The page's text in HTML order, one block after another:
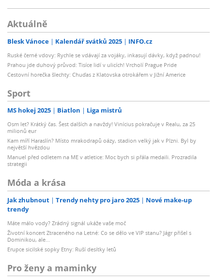
Aktuálně
Blesk Vánoce Kalendář svátků 2025 INFO.cz
Ruské černé vdovy: Rychle se vdávají za vojáky, inkasují dávky, když padnou!
Prahou jde duhový průvod: Tisíce lidí v ulicích! Vrcholí Prague Pride
Cestovní horečka šlechty: Chuďas z Klatovska otrokářem v Jižní Americe
Sport
MS hokej 2025 Biatlon Liga mistrů
Osm let? Krátký čas. Šest dalších a navždy! Vinícius pokračuje v Realu, za 25
milionů eur
Kam míří Haraslín? Místo mrakodrapů oázy, stadion velký jak v Plzni. Byl by
největší hvězdou
Manuel před odletem na ME v atletice: Moc bych si přála medaili. Prozradila
strategii
Móda a krása
Jak zhubnout Trendy nehty pro jaro 2025
Nové make-up
trendy
Máte málo vody? Zrádný signál ukáže vaše moč
Životní koncert Ztraceného na Letné: Co se dělo ve VIP stanu? Jágr přišel s
Dominikou, ale...
Erupce sicilské sopky Etny: Ruší desítky letů
Pro ženy a maminky